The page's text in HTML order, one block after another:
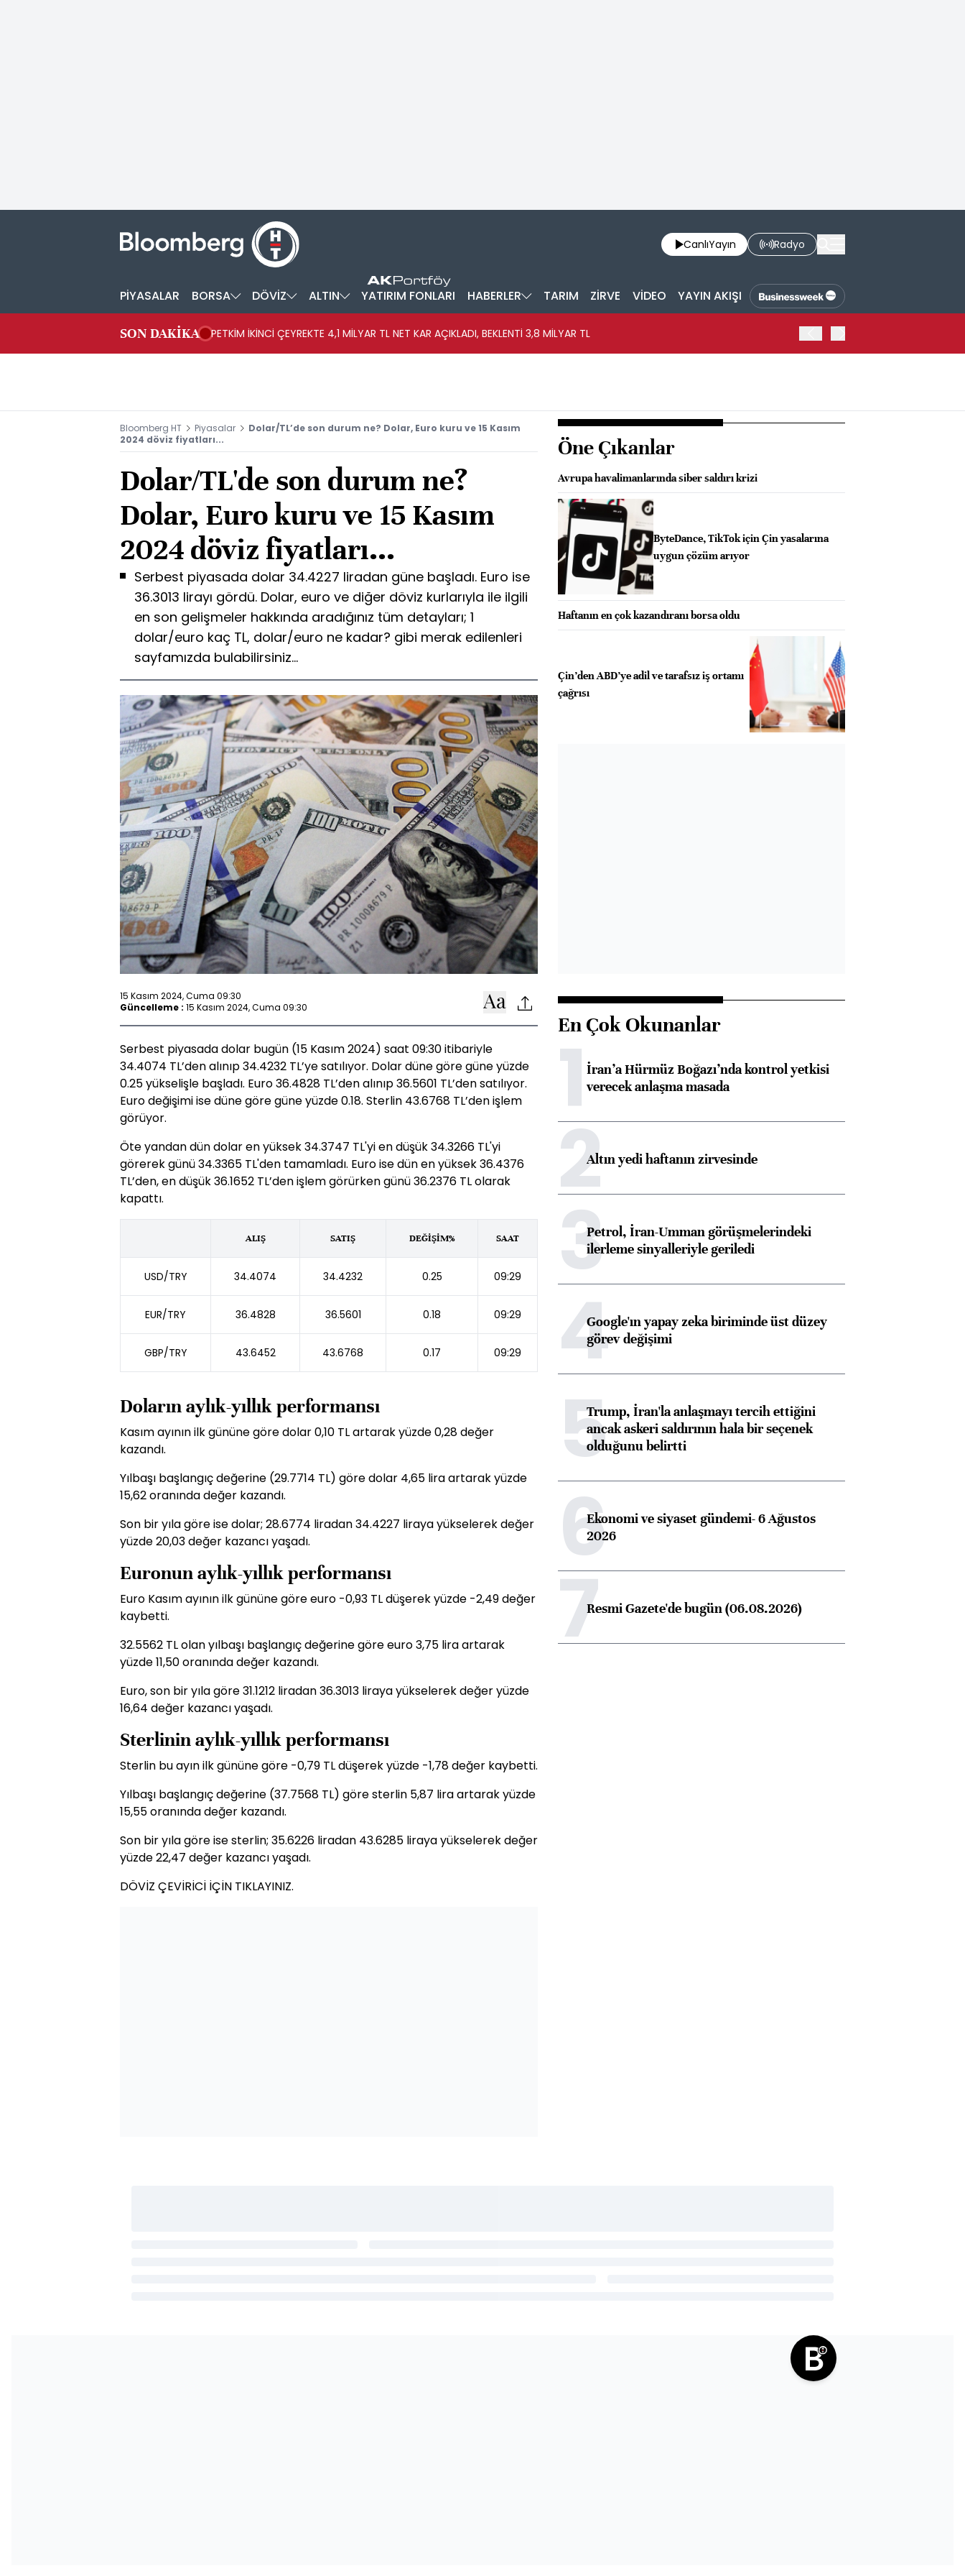
CanlıYayın Radyo
PİYASALAR BORSA DÖVİZ ALTIN YATIRIM FONLARI HABERLER TARIM ZİRVE VİDEO YAYIN AKIŞI
SON DAKİKA PETKİM İKİNCİ ÇEYREKTE 4,1 MİLYAR TL NET KAR AÇIKLADI, BEKLENTİ 3,8 MİLYAR TL
Bloomberg HT Piyasalar
Dolar/TL’de son durum ne? Dolar, Euro kuru ve 15 Kasım
2024 döviz fiyatları...
Dolar/TL'de son durum ne?
Dolar, Euro kuru ve 15 Kasım
2024 döviz fiyatları...
Serbest piyasada dolar 34.4227 liradan güne başladı. Euro ise
36.3013 lirayı gördü. Dolar, euro ve diğer döviz kurlarıyla ile ilgili
en son gelişmeler hakkında aradığınız tüm detayları; 1
dolar/euro kaç TL, dolar/euro ne kadar? gibi merak edilenleri
sayfamızda bulabilirsiniz...
15 Kasım 2024, Cuma 09:30
Güncelleme : 15 Kasım 2024, Cuma 09:30
Serbest piyasada dolar bugün (15 Kasım 2024) saat 09:30 itibariyle
34.4074 TL’den alınıp 34.4232 TL’ye satılıyor. Dolar düne göre güne yüzde
0.25 yükselişle başladı. Euro 36.4828 TL’den alınıp 36.5601 TL’den satılıyor.
Euro değişimi ise düne göre güne yüzde 0.18. Sterlin 43.6768 TL’den işlem
görüyor.
Öte yandan dün dolar en yüksek 34.3747 TL'yi en düşük 34.3266 TL'yi
görerek günü 34.3365 TL'den tamamladı. Euro ise dün en yüksek 36.4376
TL’den, en düşük 36.1652 TL’den işlem görürken günü 36.2376 TL olarak
kapattı.
ALIŞ SATIŞ DEĞİŞİM% SAAT
USD/TRY 34.4074 34.4232 0.25 09:29
EUR/TRY 36.4828 36.5601 0.18 09:29
GBP/TRY 43.6452 43.6768 0.17 09:29
Doların aylık-yıllık performansı
Kasım ayının ilk gününe göre dolar 0,10 TL artarak yüzde 0,28 değer
kazandı.
Yılbaşı başlangıç değerine (29.7714 TL) göre dolar 4,65 lira artarak yüzde
15,62 oranında değer kazandı.
Son bir yıla göre ise dolar; 28.6774 liradan 34.4227 liraya yükselerek değer
yüzde 20,03 değer kazancı yaşadı.
Euronun aylık-yıllık performansı
Euro Kasım ayının ilk gününe göre euro -0,93 TL düşerek yüzde -2,49 değer
kaybetti.
32.5562 TL olan yılbaşı başlangıç değerine göre euro 3,75 lira artarak
yüzde 11,50 oranında değer kazandı.
Euro, son bir yıla göre 31.1212 liradan 36.3013 liraya yükselerek değer yüzde
16,64 değer kazancı yaşadı.
Sterlinin aylık-yıllık performansı
Sterlin bu ayın ilk gününe göre -0,79 TL düşerek yüzde -1,78 değer kaybetti.
Yılbaşı başlangıç değerine (37.7568 TL) göre sterlin 5,87 lira artarak yüzde
15,55 oranında değer kazandı.
Son bir yıla göre ise sterlin; 35.6226 liradan 43.6285 liraya yükselerek değer
yüzde 22,47 değer kazancı yaşadı.
DÖVİZ ÇEVİRİCİ İÇİN TIKLAYINIZ.
Öne Çıkanlar
Avrupa havalimanlarında siber saldırı krizi
ByteDance, TikTok için Çin yasalarına
uygun çözüm arıyor
Haftanın en çok kazandıranı borsa oldu
Çin’den ABD’ye adil ve tarafsız iş ortamı
çağrısı
En Çok Okunanlar
1İran’a Hürmüz Boğazı’nda kontrol yetkisi
verecek anlaşma masada
2Altın yedi haftanın zirvesinde
3Petrol, İran-Umman görüşmelerindeki
ilerleme sinyalleriyle geriledi
4Google'ın yapay zeka biriminde üst düzey
görev değişimi
5Trump, İran'la anlaşmayı tercih ettiğini
ancak askeri saldırının hala bir seçenek
olduğunu belirtti
6Ekonomi ve siyaset gündemi- 6 Ağustos
2026
7Resmi Gazete'de bugün (06.08.2026)